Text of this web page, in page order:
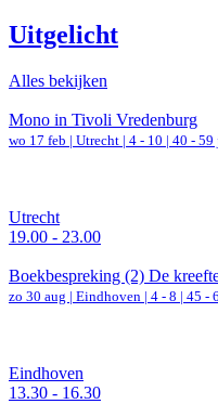
Uitgelicht
Alles bekijken
Mono in Tivoli Vredenburg
wo 17 feb | Utrecht | 4 - 10 | 40 - 59
Utrecht
19.00 - 23.00
Boekbespreking (2) De
zo 30 aug | Eindhoven | 4 - 8 | 45 -
Eindhoven
13.30 - 16.30